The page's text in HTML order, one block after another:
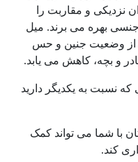
نزدیکی و مقاربت را
جنسی بهره می برند. میل
از وضعیت جنین و حس
و بچه، کاهش می یابد.
نسبت به یکدیگر دارید
با شما می تواند کمک
کند.